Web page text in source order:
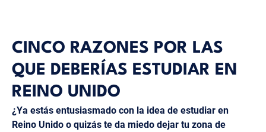
CINCO RAZONES POR LAS
QUE DEBERÍAS ESTUDIAR EN
REINO UNIDO
¿Ya estás entusiasmado con la idea de estudiar en
Reino Unido o quizás te da miedo dejar tu zona de